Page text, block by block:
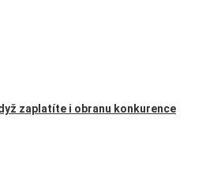
zaplatíte i obranu konkurence